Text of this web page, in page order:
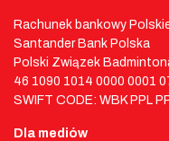
Rachunek bankowy
Santander Bank Polska
Polski Związek
46 1090 1014 0000 0001
SWIFT CODE: WBK PPL
Dla mediów